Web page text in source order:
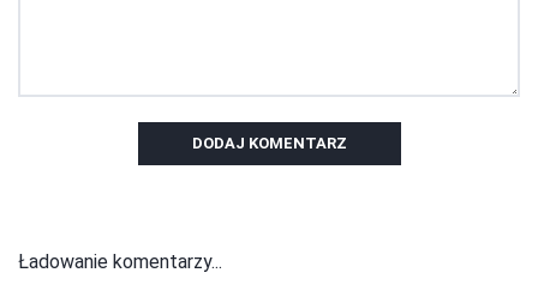
DODAJ KOMENTARZ
Ładowanie komentarzy...